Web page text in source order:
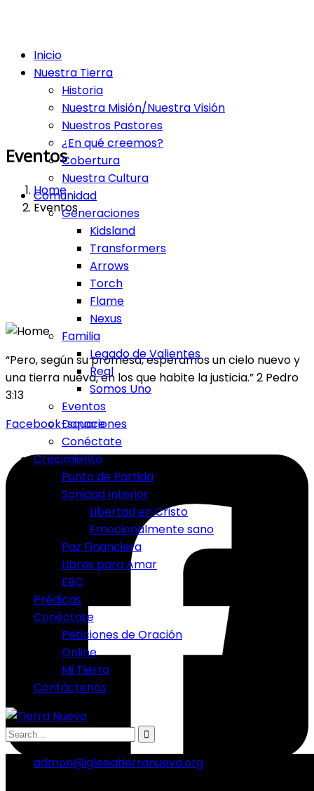
Inicio
Nuestra Tierra
Historia
Nuestra Misión/Nuestra Visión
Nuestros Pastores
¿En qué creemos?
Cobertura
Nuestra Cultura
Comunidad
Generaciones
Kidsland
Transformers
Arrows
Torch
Flame
Nexus
Familia
Legado de Valientes
Real
Somos Uno
Eventos
Donaciones
Conéctate
Crecimiento
Punto de Partida
Sanidad Interior
Libertad en Cristo
Emocionalmente sano
Paz Financiera
Libres para Amar
EBC
Prédicas
Conéctate
Peticiones de Oración
Online
Mi Tierra
Contáctenos
admon@iglesiatierranueva.org
Eventos
Home
Eventos
“Pero, según su promesa, esperamos un cielo nuevo y
una tierra nueva, en los que habite la justicia.” 2 Pedro
3:13
Facebook-square